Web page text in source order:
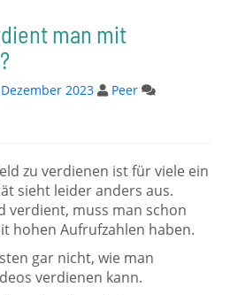
man mit
2023
Peer
zu verdienen ist für viele ein
sieht leider anders aus.
verdient, muss man schon
hohen Aufrufzahlen haben.
gar nicht, wie man
verdienen kann.